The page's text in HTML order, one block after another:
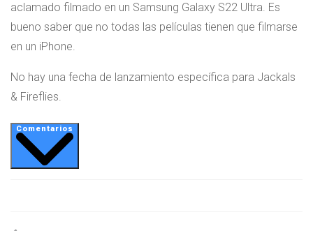
aclamado filmado en un Samsung Galaxy S22 Ultra. Es
bueno saber que no todas las películas tienen que filmarse
en un iPhone.
No hay una fecha de lanzamiento específica para Jackals
& Fireflies.
Comentarios